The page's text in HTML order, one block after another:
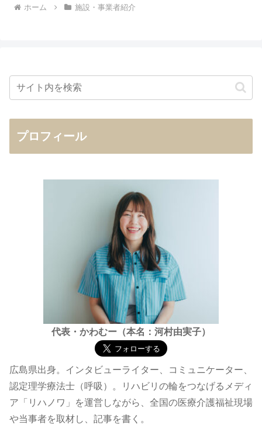
ホーム 施設・事業者紹介
プロフィール
代表・かわむー（本名：河村由実子）
広島県出身。インタビューライター、コミュニケーター、
認定理学療法士（呼吸）。リハビリの輪をつなげるメディ
ア「リハノワ」を運営しながら、全国の医療介護福祉現場
や当事者を取材し、記事を書く。